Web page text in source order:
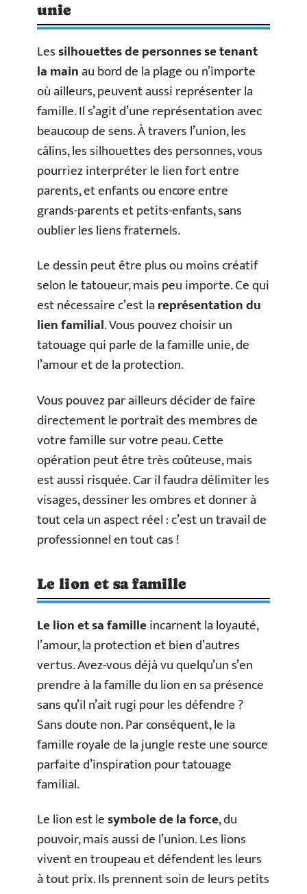
unie
Lessilhouettes de personnes se tenant
la mainau bord de la plage ou n’importe
où ailleurs, peuvent aussi représenter la
famille. Il s’agit d’une représentation avec
beaucoup de sens. À travers l’union, les
câlins, les silhouettes des personnes, vous
pourriez interpréter le lien fort entre
parents, et enfants ou encore entre
grands-parents et petits-enfants, sans
oublier les liens fraternels.
Le dessin peut être plus ou moins créatif
selon le tatoueur, mais peu importe. Ce qui
est nécessaire c’est lareprésentation du
lien familial. Vous pouvez choisir un
tatouage qui parle de la famille unie, de
l’amour et de la protection.
Vous pouvez par ailleurs décider de faire
directement le portrait des membres de
votre famille sur votre peau. Cette
opération peut être très coûteuse, mais
est aussi risquée. Car il faudra délimiter les
visages, dessiner les ombres et donner à
tout cela un aspect réel : c’est un travail de
professionnel en tout cas !
Le lion et sa famille
Le lion et sa familleincarnent la loyauté,
l’amour, la protection et bien d’autres
vertus. Avez-vous déjà vu quelqu’un s’en
prendre à la famille du lion en sa présence
sans qu’il n’ait rugi pour les défendre ?
Sans doute non. Par conséquent, le la
famille royale de la jungle reste une source
parfaite d’inspiration pour tatouage
familial.
Le lion est lesymbole de la force, du
pouvoir, mais aussi de l’union. Les lions
vivent en troupeau et défendent les leurs
à tout prix. Ils prennent soin de leurs petits